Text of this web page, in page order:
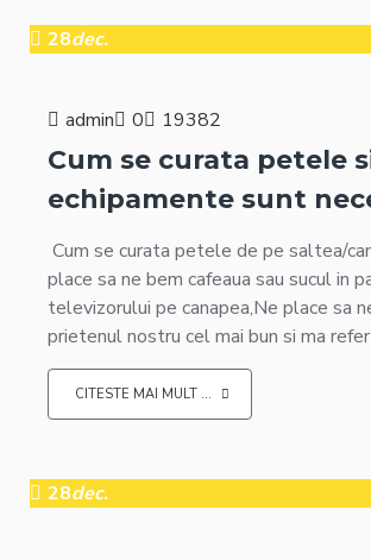
28dec.
admin 0 19382
Cum se curata petele
echipamente sunt
Cum se curata petele de pe saltea/
place sa ne bem cafeaua sau sucul in
televizorului pe canapea,Ne place sa
prietenul nostru cel mai bun si ma refer
CITESTE MAI MULT ...
28dec.